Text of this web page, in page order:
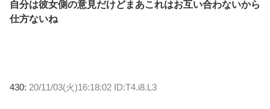
自分は彼女側の意見だけどまあこれはお互い合わないから
仕方ないね
430: 20/11/03(火)16:18:02 ID:T4.i8.L3